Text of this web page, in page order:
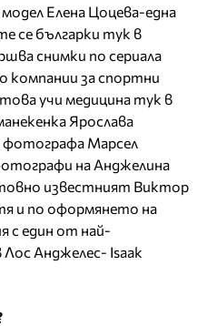
Елена Цоцева-една
се българки тук в
снимки по сериала
компании за спортни
учи медицина тук в
Ярослава
Марсел
на Анджелина
известният Виктор
и по оформянето на
с един от най-
Анджелес- Isaak